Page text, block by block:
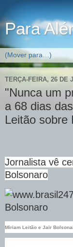
Para
TERÇA-FEIRA, 26 DE
"Nunca um
a 68 dias
Leitão sobre
Jornalista vê
Bolsonaro
Miriam Leitão e Jair